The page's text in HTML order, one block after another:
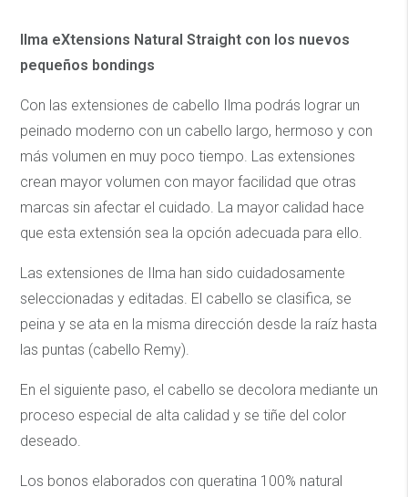
Ilma eXtensions Natural Straight con los nuevos
pequeños bondings
Con las extensiones de cabello Ilma podrás lograr un
peinado moderno con un cabello largo, hermoso y con
más volumen en muy poco tiempo. Las extensiones
crean mayor volumen con mayor facilidad que otras
marcas sin afectar el cuidado. La mayor calidad hace
que esta extensión sea la opción adecuada para ello.
Las extensiones de Ilma han sido cuidadosamente
seleccionadas y editadas. El cabello se clasifica, se
peina y se ata en la misma dirección desde la raíz hasta
las puntas (cabello Remy).
En el siguiente paso, el cabello se decolora mediante un
proceso especial de alta calidad y se tiñe del color
deseado.
Los bonos elaborados con queratina 100% natural